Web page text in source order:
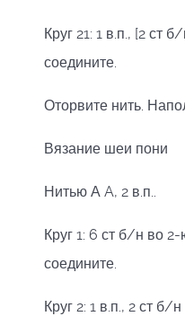
Круг 21: 1 в.п., [2 ст
соедините.
Оторвите нить.
Вязание шеи пони
Нитью А A, 2 в.п..
Круг 1: 6 ст б/н во
соедините.
Круг 2: 1 в.п., 2 ст